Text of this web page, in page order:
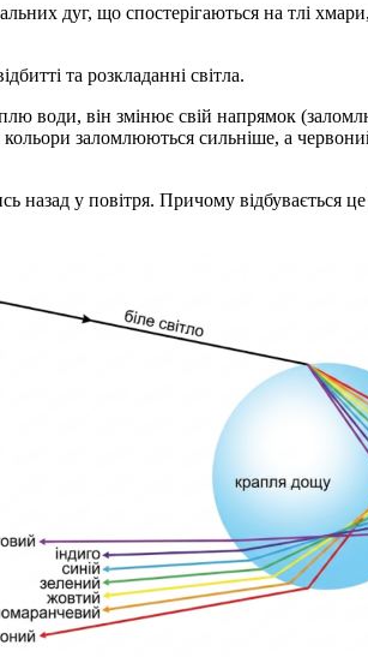
дуг, що спостерігаються на тлі
та розкладанні світла.
води, він змінює свій напрямок
заломлюються сильніше, а
назад у повітря. Причому відбувається